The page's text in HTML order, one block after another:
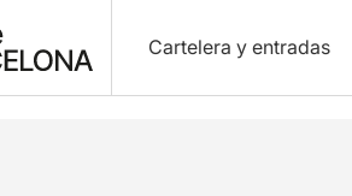
Cartelera y entradas